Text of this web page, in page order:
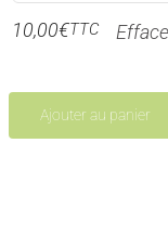
10,00€TTC
Ajouter au panier